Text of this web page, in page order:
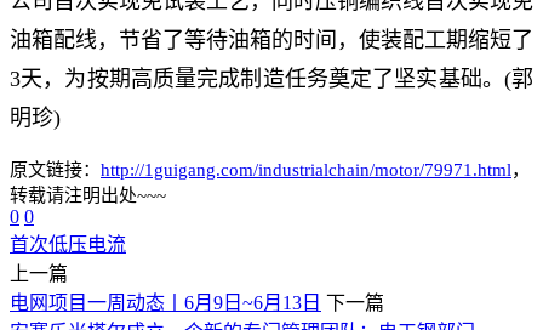
油箱配线，节省了等待油箱的时间，使装配工期缩短了
3天，为按期高质量完成制造任务奠定了坚实基础。(郭
明珍)
原文链接： http://1guigang.com/industrialchain/motor/79971.html，
转载请注明出处~~~
0 0
首次低压电流
上一篇
电网项目一周动态丨6月9日~6月13日 下一篇